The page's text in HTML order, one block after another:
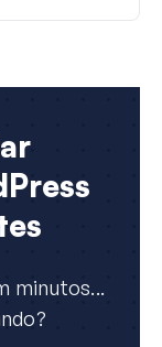
minutos...